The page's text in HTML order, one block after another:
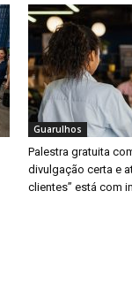
Guarulhos
Palestra gratuita
divulgação certa e
clientes” está com